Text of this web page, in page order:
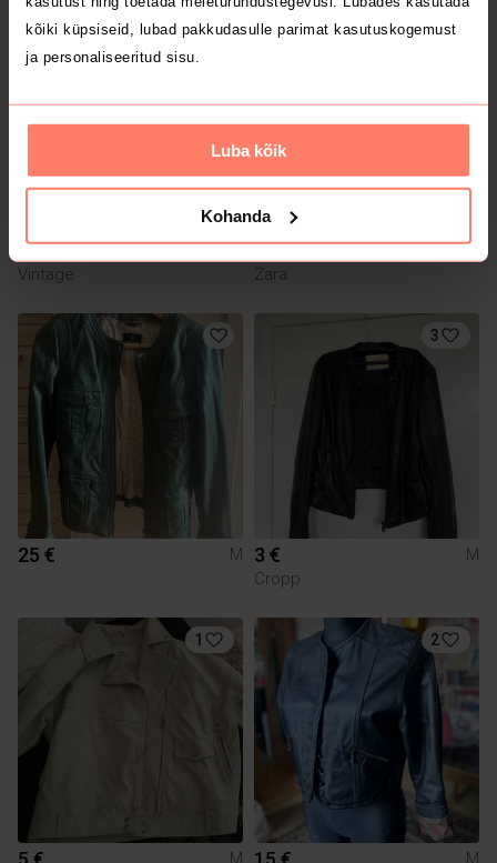
kõiki küpsiseid, lubad pakkudasulle parimat kasutuskogemust
ja personaliseeritud sisu.
Luba kõik
Kohanda
3
55 €
M
Vintage
3
35 €
M
Zara
25 € M
3
3 €
M
Cropp
1
M
2
M